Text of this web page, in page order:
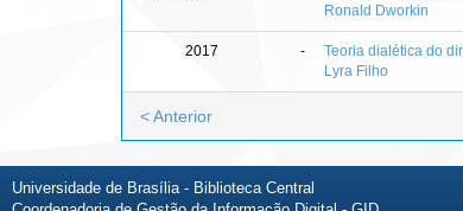
Ronald Dworkin
2017 -
Teoria dialética do
Lyra Filho
< Anterior
Universidade de Brasília - Biblioteca Central